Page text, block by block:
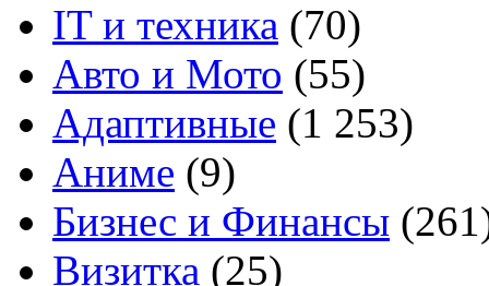
IT и техника (70)
Авто и Мото (55)
Адаптивные (1 253)
Аниме (9)
Бизнес и Финансы
Визитка (25)